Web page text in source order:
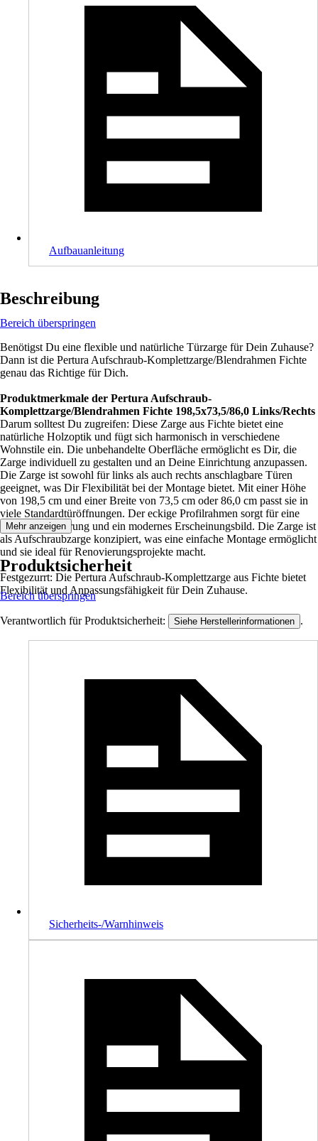
Aufbauanleitung
Beschreibung
Bereich überspringen
Benötigst Du eine flexible und natürliche Türzarge für Dein Zuhause?
Dann ist die Pertura Aufschraub-Komplettzarge/Blendrahmen Fichte
genau das Richtige für Dich.
Produktmerkmale der Pertura Aufschraub-
Komplettzarge/Blendrahmen Fichte 198,5x73,5/86,0 Links/Rechts
Darum solltest Du zugreifen: Diese Zarge aus Fichte bietet eine
natürliche Holzoptik und fügt sich harmonisch in verschiedene
Wohnstile ein. Die unbehandelte Oberfläche ermöglicht es Dir, die
Zarge individuell zu gestalten und an Deine Einrichtung anzupassen.
Die Zarge ist sowohl für links als auch rechts anschlagbare Türen
geeignet, was Dir Flexibilität bei der Montage bietet. Mit einer Höhe
von 198,5 cm und einer Breite von 73,5 cm oder 86,0 cm passt sie in
viele Standardtüröffnungen. Der eckige Profilrahmen sorgt für eine
klare Linienführung und ein modernes Erscheinungsbild. Die Zarge ist
als Aufschraubzarge konzipiert, was eine einfache Montage ermöglicht
und sie ideal für Renovierungsprojekte macht.
Festgezurrt: Die Pertura Aufschraub-Komplettzarge aus Fichte bietet
Flexibilität und Anpassungsfähigkeit für Dein Zuhause.
Mehr anzeigen
Produktsicherheit
Bereich überspringen
Verantwortlich für Produktsicherheit: Siehe Herstellerinformationen .
Sicherheits-/Warnhinweis